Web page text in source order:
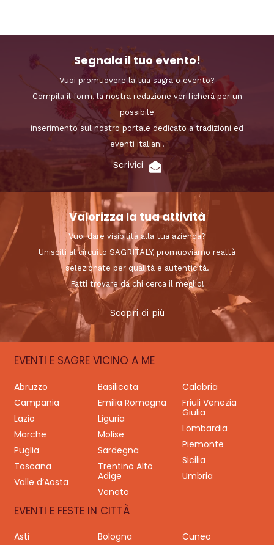
Segnala il tuo evento!
Vuoi promuovere la tua sagra o evento?
Compila il form, la nostra redazione verificherà per un
possibile
inserimento sul nostro portale dedicato a tradizioni ed
eventi italiani.
Scrivici
Valorizza la tua attività
Vuoi dare visibilità alla tua azienda?
Unisciti al circuito SAGRITALY, promuoviamo realtà
selezionate per qualità e autenticità.
Fatti trovare da chi cerca il meglio!
Scopri di più
EVENTI E SAGRE VICINO A ME
Abruzzo Basilicata
Calabria
Campania
Emilia Romagna
Friuli Venezia
Giulia
Lazio
Liguria
Lombardia
Marche
Molise
Piemonte
Puglia
Sardegna
Sicilia
Toscana
Trentino Alto
Adige
Umbria
Valle d’Aosta
Veneto
EVENTI E FESTE IN CITTÀ
Asti Bologna
Cuneo